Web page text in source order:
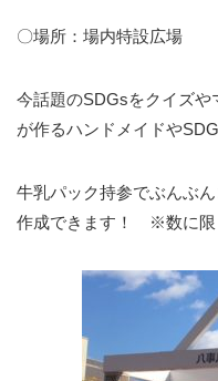
〇場所：場内特設広場
今話題のSDGsをクイズや
が作るハンドメイドや
牛乳パック持参でぶんぶ
作成できます！ ※数に限